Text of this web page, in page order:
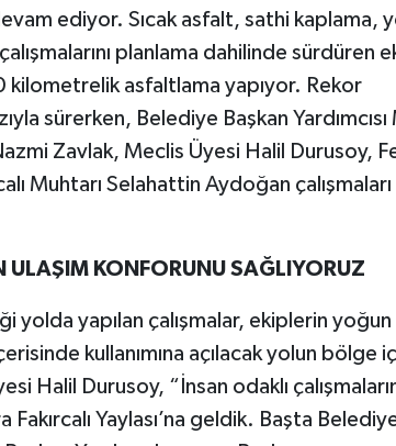
ediyor. Sıcak asfalt, sathi kaplama,
planlama dahilinde sürdüren
kilometrelik asfaltlama yapıyor. Rekor
sürerken, Belediye Başkan
Zavlak, Meclis Üyesi Halil Durusoy,
Muhtarı Selahattin Aydoğan çalışmaları
ULAŞIM KONFORUNU SAĞLIYORUZ
yolda yapılan çalışmalar, ekiplerin yoğun
kullanımına açılacak yolun bölge
Halil Durusoy, “İnsan odaklı
Yaylası’na geldik. Başta